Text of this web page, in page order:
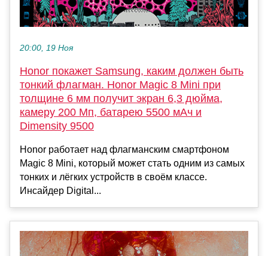
20:00, 19 Ноя
Honor покажет Samsung, каким должен быть
тонкий флагман. Honor Magic 8 Mini при
толщине 6 мм получит экран 6,3 дюйма,
камеру 200 Мп, батарею 5500 мАч и
Dimensity 9500
Honor работает над флагманским смартфоном
Magic 8 Mini, который может стать одним из самых
тонких и лёгких устройств в своём классе.
Инсайдер Digital...